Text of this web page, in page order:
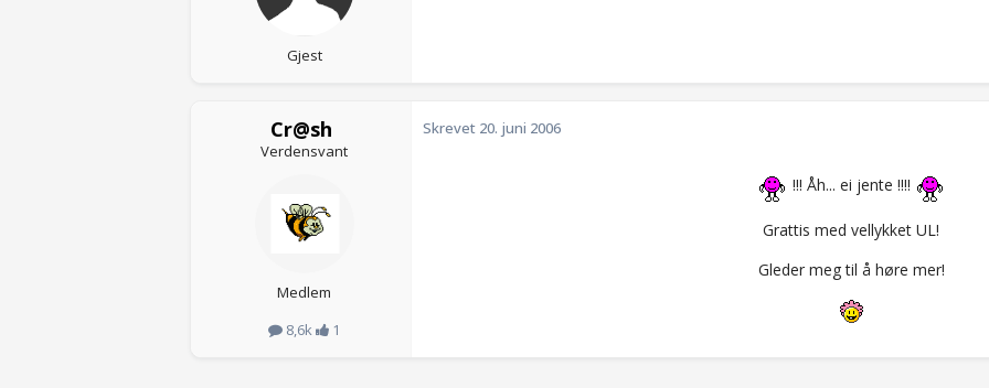
Gjest
Cr@sh
Verdensvant
Medlem
8,6k
1
Skrevet 20. juni 2006
!!! Åh... ei jente !!!!
Grattis med vellykket UL!
Gleder meg til å høre mer!